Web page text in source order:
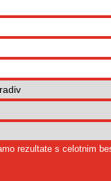
rezultate s celotnim